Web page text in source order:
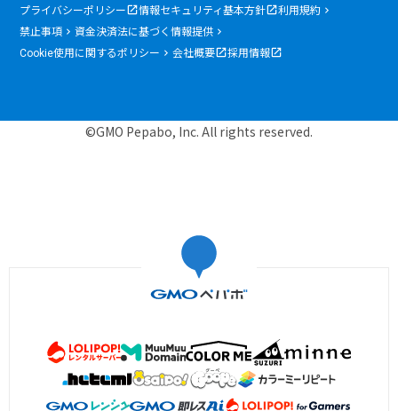
プライバシーポリシー 情報セキュリティ基本方針
利用規約
禁止事項
資金決済法に基づく情報提供
Cookie使用に関するポリシー
会社概要 採用情報
©GMO Pepabo, Inc. All rights reserved.